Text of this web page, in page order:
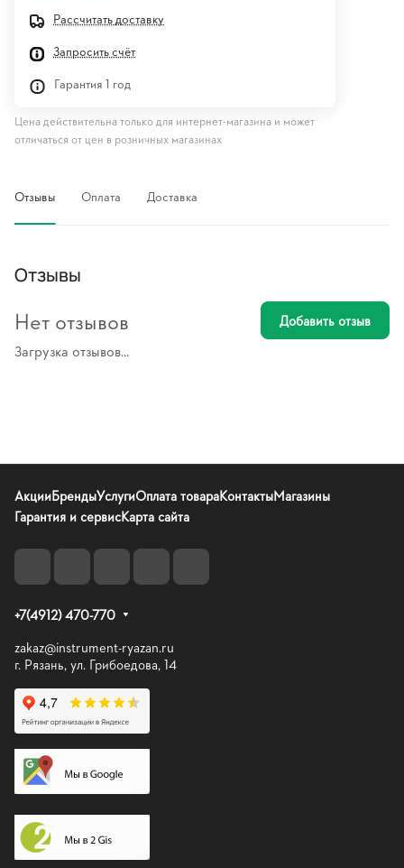
Рассчитать доставку
Запросить счёт
Гарантия 1 год
Цена действительна только для интернет-магазина и может
отличаться от цен в розничных магазинах
Отзывы Оплата Доставка
Отзывы
Загрузка отзывов...
Нет отзывов Добавить отзыв
АкцииБрендыУслугиОплата товараКонтактыМагазины
Гарантия и сервисКарта сайта
+7(4912) 470-770
zakaz@instrument-ryazan.ru
г. Рязань, ул. Грибоедова, 14